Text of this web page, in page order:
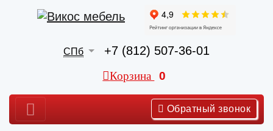
СПб +7 (812) 507-36-01
Корзина 0
Обратный звонок